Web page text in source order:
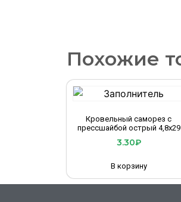
Похожие
Кровельный саморез с
прессшайбой острый 4,8х29
3.30₽
В корзину